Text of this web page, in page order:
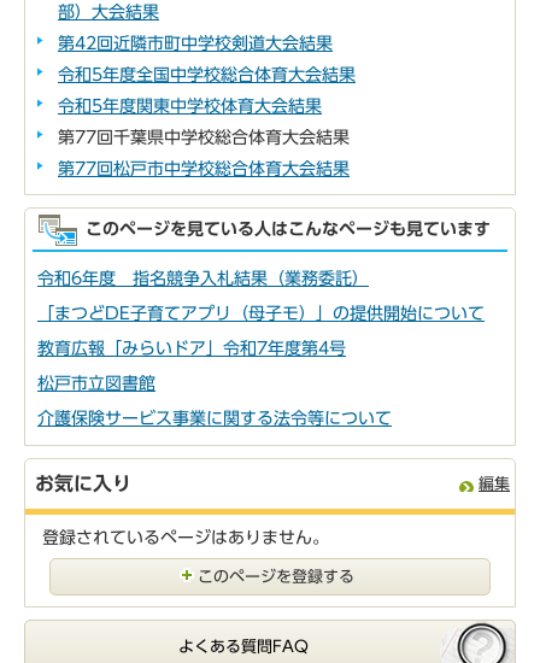
部）大会結果
第42回近隣市町中学校剣道大会結果
令和5年度全国中学校総合体育大会結果
令和5年度関東中学校体育大会結果
第77回千葉県中学校総合体育大会結果
第77回松戸市中学校総合体育大会結果
このページを見ている人はこんなページも見ています
令和6年度 指名競争入札結果（業務委託）
「まつどDE子育てアプリ（母子モ）」の提供開始について
教育広報「みらいドア」令和7年度第4号
松戸市立図書館
介護保険サービス事業に関する法令等について
お気に入り 編集
登録されているページはありません。
このページを登録する
よくある質問FAQ